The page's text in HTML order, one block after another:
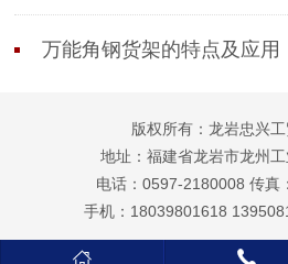
万能角钢货架的特点及应用
版权所有：龙岩忠兴
地址：福建省龙岩市龙州
电话：0597-2180008 传真
手机：18039801618